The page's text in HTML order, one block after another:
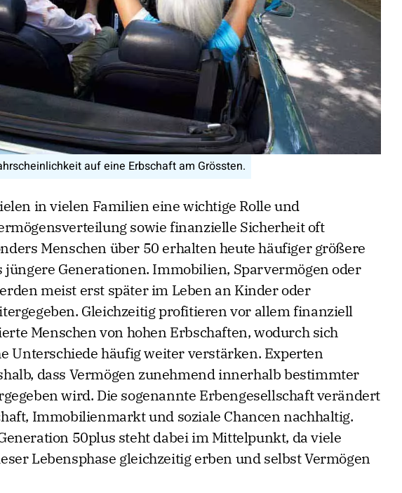
auf eine Erbschaft am Grössten.
in vielen Familien eine wichtige Rolle und
sowie finanzielle Sicherheit oft
Menschen über 50 erhalten heute häufiger größere
jüngere Generationen. Immobilien, Sparvermögen oder
meist erst später im Leben an Kinder oder
Gleichzeitig profitieren vor allem finanziell
Menschen von hohen Erbschaften, wodurch sich
Unterschiede häufig weiter verstärken. Experten
dass Vermögen zunehmend innerhalb bestimmter
wird. Die sogenannte Erbengesellschaft verändert
Immobilienmarkt und soziale Chancen nachhaltig.
50plus steht dabei im Mittelpunkt, da viele
Lebensphase gleichzeitig erben und selbst Vermögen